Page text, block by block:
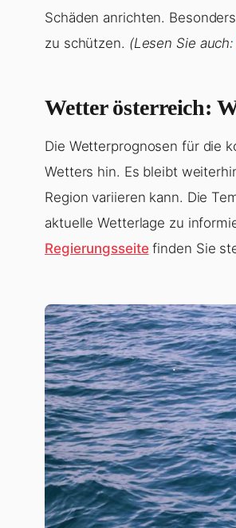
Schäden anrichten.
zu schützen. (Lesen Sie auch:
Wetter österreich:
Die Wetterprognosen für die
Wetters hin. Es bleibt
Region variieren kann. Die
aktuelle Wetterlage zu
Regierungsseitefinden Sie